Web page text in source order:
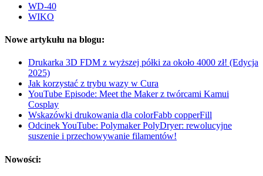
WD-40
WIKO
Nowe artykułu na blogu:
Drukarka 3D FDM z wyższej półki za około 4000 zł! (Edycja
2025)
Jak korzystać z trybu wazy w Cura
YouTube Episode: Meet the Maker z twórcami Kamui
Cosplay
Wskazówki drukowania dla colorFabb copperFill
Odcinek YouTube: Polymaker PolyDryer: rewolucyjne
suszenie i przechowywanie filamentów!
Nowości: